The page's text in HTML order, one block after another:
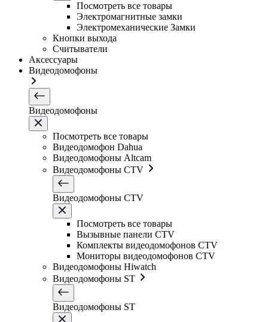
Посмотреть все товары
Электромагнитные замки
Электромеханические Замки
Кнопки выхода
Считыватели
Аксессуары
Видеодомофоны
Видеодомофоны
Посмотреть все товары
Видеодомофон Dahua
Видеодомофоны Altcam
Видеодомофоны CTV
Видеодомофоны CTV
Посмотреть все товары
Вызывные панели CTV
Комплекты видеодомофонов CTV
Мониторы видеодомофонов CTV
Видеодомофоны Hiwatch
Видеодомофоны ST
Видеодомофоны ST